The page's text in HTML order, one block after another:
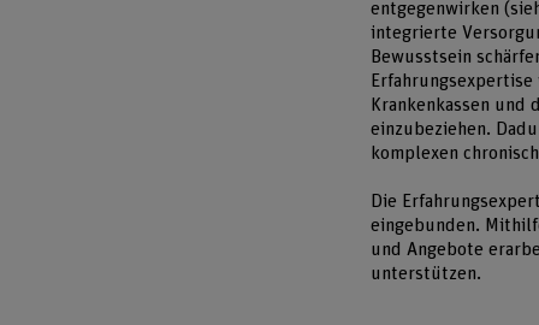
entgegenwirken
integrierte
Bewusstsein
Erfahrungsexpertise
Krankenkassen
einzubeziehen.
komplexen
Die
eingebunden.
und Angebote
unterstützen.